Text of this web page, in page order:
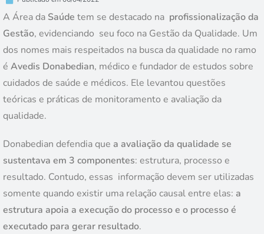
A Área da Saúde tem se destacado na profissionalização da
Gestão, evidenciando seu foco na Gestão da Qualidade. Um
dos nomes mais respeitados na busca da qualidade no ramo
é Avedis Donabedian, médico e fundador de estudos sobre
cuidados de saúde e médicos. Ele levantou questões
teóricas e práticas de monitoramento e avaliação da
qualidade.
Donabedian defendia que a avaliação da qualidade se
sustentava em 3 componentes: estrutura, processo e
resultado. Contudo, essas informação devem ser utilizadas
somente quando existir uma relação causal entre elas: a
estrutura apoia a execução do processo e o processo é
executado para gerar resultado.